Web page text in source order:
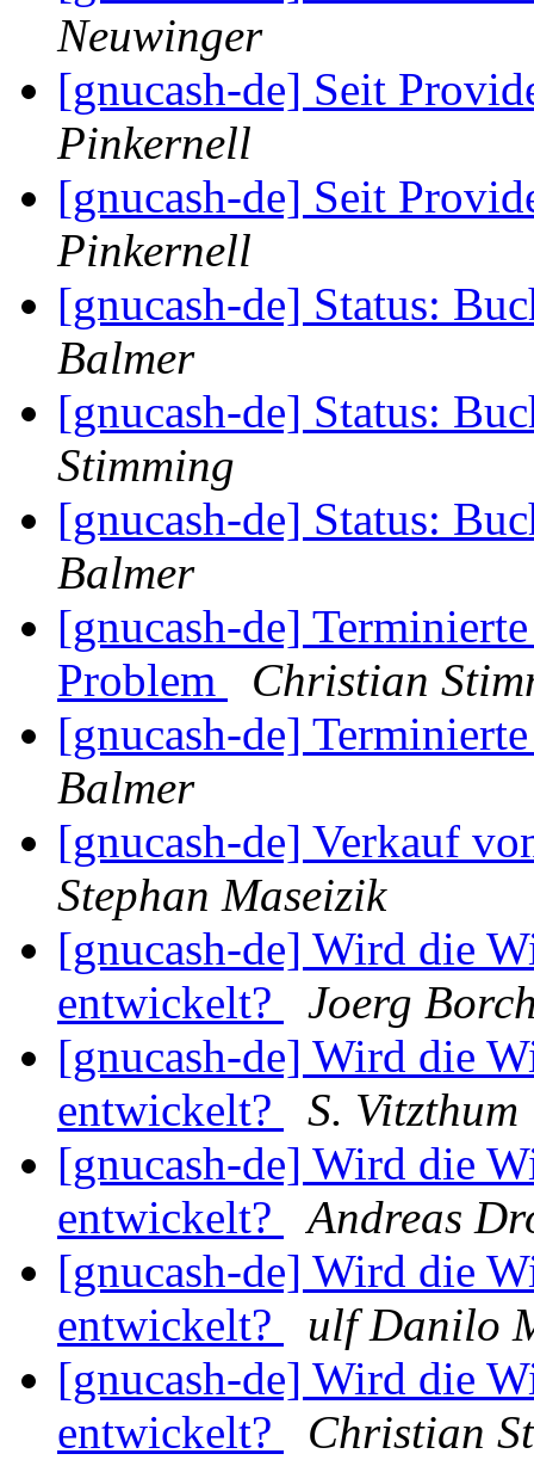
Neuwinger
[gnucash-de] Seit
Pinkernell
[gnucash-de] Seit
Pinkernell
[gnucash-de] Status:
Balmer
[gnucash-de] Status:
Stimming
[gnucash-de] Status:
Balmer
[gnucash-de]
Problem
Christian
[gnucash-de]
Balmer
[gnucash-de] Verkauf
Stephan Maseizik
[gnucash-de] Wird die
entwickelt?
Joerg
[gnucash-de] Wird die
entwickelt?
S. Vitzthum
[gnucash-de] Wird die
entwickelt?
Andreas
[gnucash-de] Wird die
entwickelt?
ulf Danilo
[gnucash-de] Wird die
entwickelt?
Christian